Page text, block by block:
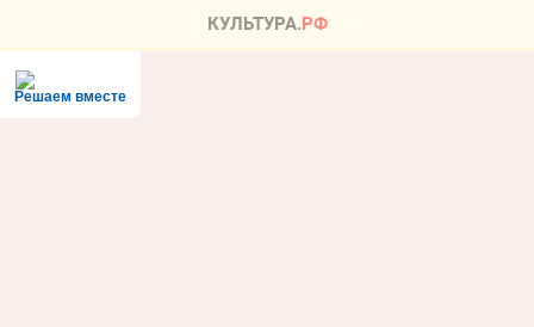
Решаем вместе